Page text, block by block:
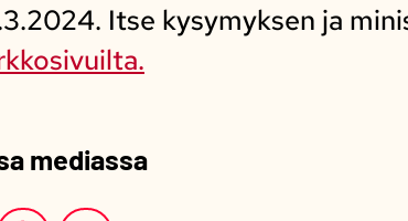
Itse kysymyksen ja
mediassa